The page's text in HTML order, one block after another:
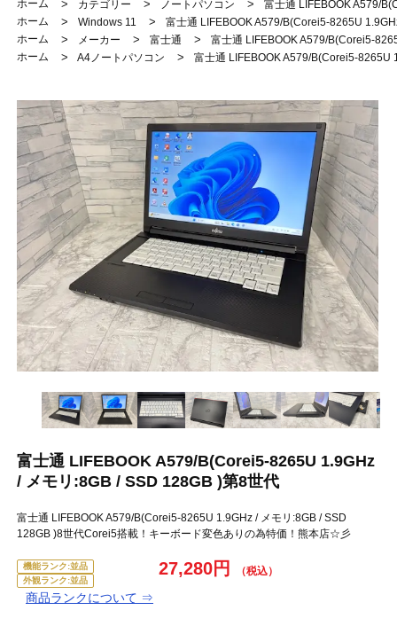
ホーム
> カテゴリー > ノートパソコン >
富士通 LIFEBOOK A579/
ホーム
> Windows 11 >
富士通 LIFEBOOK A579/B(Corei5-8265U
ホーム
> メーカー > 富士通 >
富士通 LIFEBOOK A579/B(Corei5-
ホーム
> A4ノートパソコン > 富士通 LIFEBOOK A579/B(Corei5-8265U
富士通 LIFEBOOK A579/B(Corei5-8265U 1.9GHz
/ メモリ:8GB / SSD 128GB )第8世代
富士通 LIFEBOOK A579/B(Corei5-8265U 1.9GHz / メモリ:8GB / SSD
128GB )8世代Corei5搭載！キーボード変色ありの為特価！熊本店☆彡
機能ランク:並品
外観ランク:並品
商品ランクについて ⇒
27,280円